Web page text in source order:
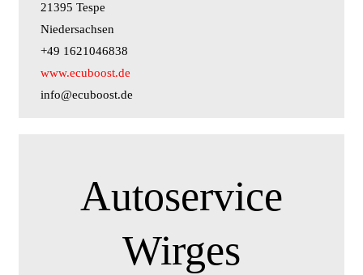
21395 Tespe
Niedersachsen
+49 1621046838
www.ecuboost.de
info@ecuboost.de
Autoservice
Wirges